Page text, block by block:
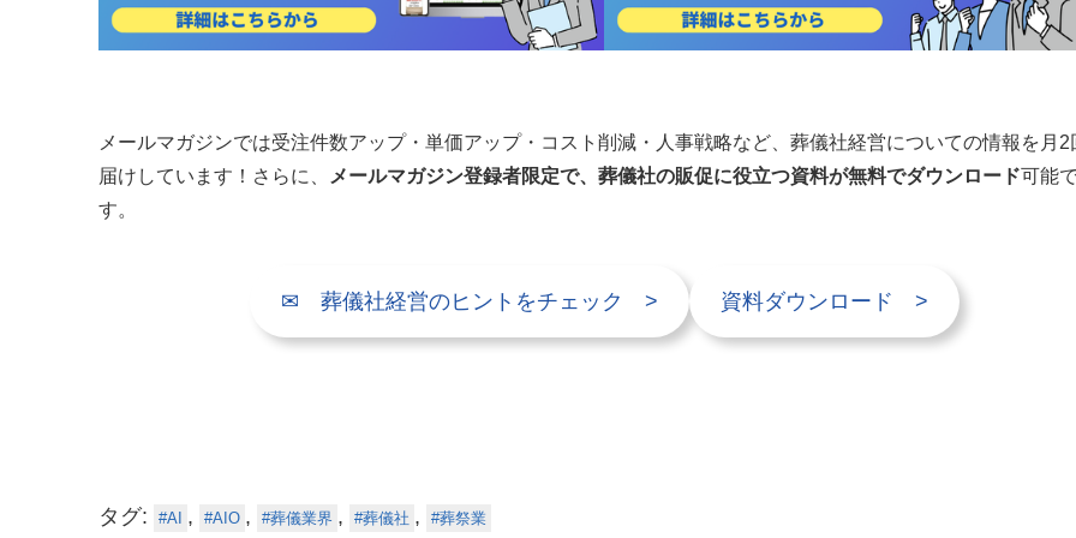
メールマガジンでは受注件数アップ・単価アップ・コスト削減・人事戦略など、葬儀社経営についての情報を月2
届けしています！さらに、
メールマガジン登録者限定で、葬儀社の販促に役立つ資料が無料でダウンロード可能
す。
✉ 葬儀社経営のヒントをチェック > 資料ダウンロード >
タグ: AI , AIO , 葬儀業界 , 葬儀社 , 葬祭業